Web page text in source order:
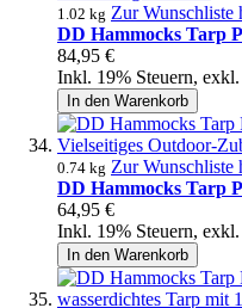
1.02 kg Zur Wunschliste
DD Hammocks Tarp
84,95 €
Inkl. 19% Steuern, exkl.
In den Warenkorb
0.74 kg Zur Wunschliste
DD Hammocks Tarp
64,95 €
Inkl. 19% Steuern, exkl.
In den Warenkorb